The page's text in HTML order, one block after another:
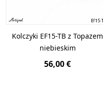
Kolczyki EF15-TB z Topazem
niebieskim
56,00 €